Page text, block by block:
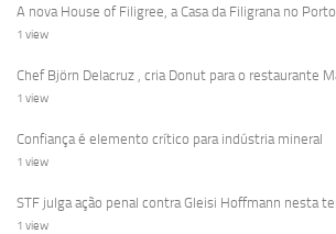
A nova House of Filigree, a Casa da Filigrana no Porto
1 view
Chef Björn Delacruz , cria Donut para o restaurante
1 view
Confiança é elemento crítico para indústria mineral
1 view
STF julga ação penal contra Gleisi Hoffmann nesta
1 view